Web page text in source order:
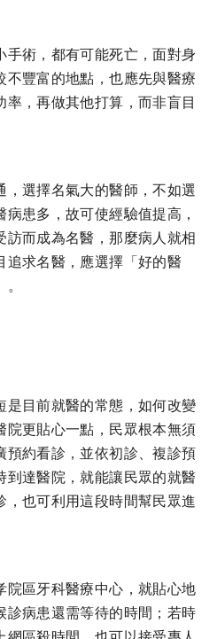
手術，都有可能死亡，面對身
不豐富的地點，也應先與醫療
率，再做其他打算，而非盲目
，選擇名氣大的醫師，不如選
患多，故可使經驗值提高，
訪而成為名醫，那麼病人就相
追求名醫，應選擇「好的醫
是目前就醫的常態，如何改變
院更貼心一點，民眾根本無須
預約看診，並依初診、複診預
到達醫院，就能讓民眾的就醫
，也可利用這段時間幫民眾進
院區牙科醫療中心，就貼心地
診病患還需等待的時間；若時